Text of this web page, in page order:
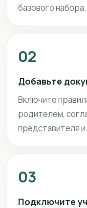
базового набора.
02
Добавьте
Включите
родителем,
представителя
03
Подключите